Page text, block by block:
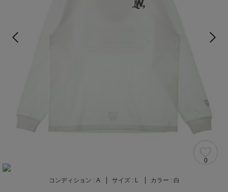
0
コンディション : A サイズ : L カラー : 白